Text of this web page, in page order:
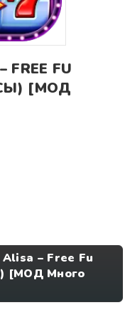
FREE FU
[МОД
– Free Fu
[МОД Много